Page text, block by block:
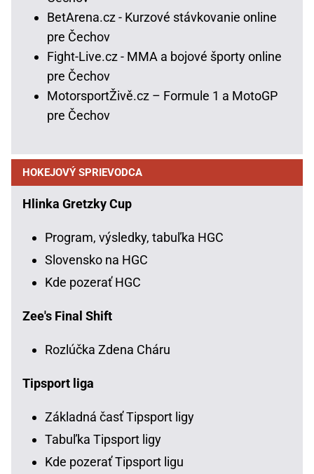
BetArena.cz - Kurzové stávkovanie online
pre Čechov
Fight-Live.cz - MMA a bojové športy online
pre Čechov
MotorsportŽivě.cz – Formule 1 a MotoGP
pre Čechov
HOKEJOVÝ SPRIEVODCA
Hlinka Gretzky Cup
Program, výsledky, tabuľka HGC
Slovensko na HGC
Kde pozerať HGC
Zee's Final Shift
Rozlúčka Zdena Cháru
Tipsport liga
Základná časť Tipsport ligy
Tabuľka Tipsport ligy
Kde pozerať Tipsport ligu